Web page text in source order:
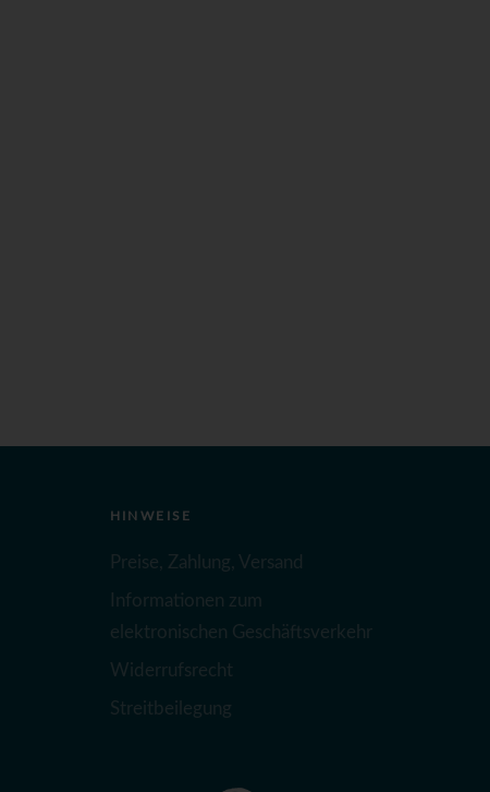
HINWEISE
Preise, Zahlung, Versand
Informationen zum
elektronischen Geschäftsverkehr
Widerrufsrecht
Streitbeilegung